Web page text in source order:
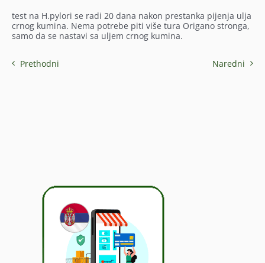
test na H.pylori se radi 20 dana nakon prestanka pijenja ulja
crnog kumina. Nema potrebe piti više tura Origano stronga,
samo da se nastavi sa uljem crnog kumina.
Prethodni Naredni